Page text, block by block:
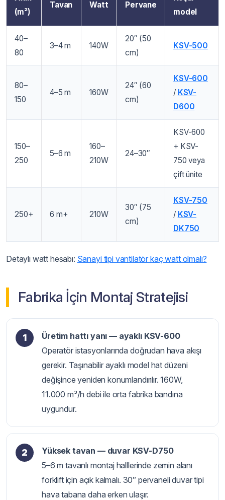
(m²)
Tavan Watt Pervane
model
40–
80
3–4 m 140W
20″ (50
cm)
KSV-500
80–
150
4–5 m 160W
24″ (60
cm)
KSV-600
/ KSV-
D600
150–
250
5–6 m
160–
210W
24–30″
KSV-600
+ KSV-
750 veya
çift ünite
250+ 6 m+ 210W
30″ (75
cm)
KSV-750
/ KSV-
DK750
Detaylı watt hesabı: Sanayi tipi vantilatör kaç watt olmalı?
Fabrika İçin Montaj Stratejisi
Üretim hattı yanı — ayaklı KSV-600
Operatör istasyonlarında doğrudan hava akışı
gerekir. Taşınabilir ayaklı model hat düzeni
değişince yeniden konumlandırılır. 160W,
11.000 m³/h debi ile orta fabrika bandına
uygundur.
Yüksek tavan — duvar KSV-D750
5–6 m tavanlı montaj halllerinde zemin alanı
forklift için açık kalmalı. 30″ pervaneli duvar tipi
hava tabana daha erken ulaşır.